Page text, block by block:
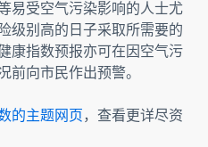
易受空气污染影响的人士尤
级别高的日子采取所需要的
康指数预报亦可在因空气污
前向市民作出预警。
的主题网页，查看更详尽资